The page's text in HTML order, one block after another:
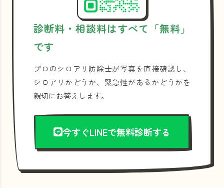
診断料・相談料はすべて「無料」
です
プロのシロアリ防除士が写真を直接確認し、
シロアリかどうか、緊急性があるかどうかを
親切にお答えします。
今すぐLINEで無料診断する